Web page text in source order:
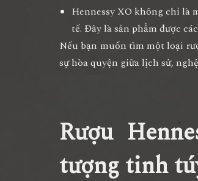
Hennessy XO không chỉ là
tế. Đây là sản phẩm được
Nếu bạn muốn tìm một loại
sự hòa quyện giữa lịch sử,
Rượu
tượng tinh